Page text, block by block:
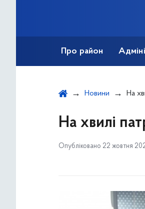
Про район
Новини На
На хвилі
Опубліковано 22 жовтня